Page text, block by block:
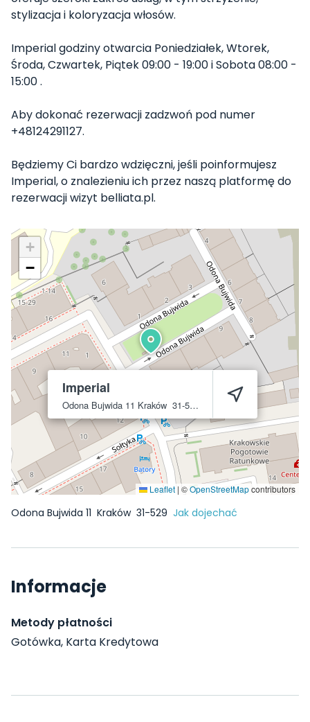
stylizacja i koloryzacja włosów.
Imperial godziny otwarcia Poniedziałek, Wtorek,
Środa, Czwartek, Piątek 09:00 - 19:00 i Sobota 08:00 -
15:00 .
Aby dokonać rezerwacji zadzwoń pod numer
+48124291127.
Będziemy Ci bardzo wdzięczni, jeśli poinformujesz
Imperial, o znalezieniu ich przez naszą platformę do
rezerwacji wizyt belliata.pl.
Imperial
Odona Bujwida 11 Kraków 31-529
+
−
Leaflet | ©OpenStreetMapcontributors
Odona Bujwida 11 Kraków 31-529 Jak dojechać
Informacje
Metody płatności
Gotówka, Karta Kredytowa